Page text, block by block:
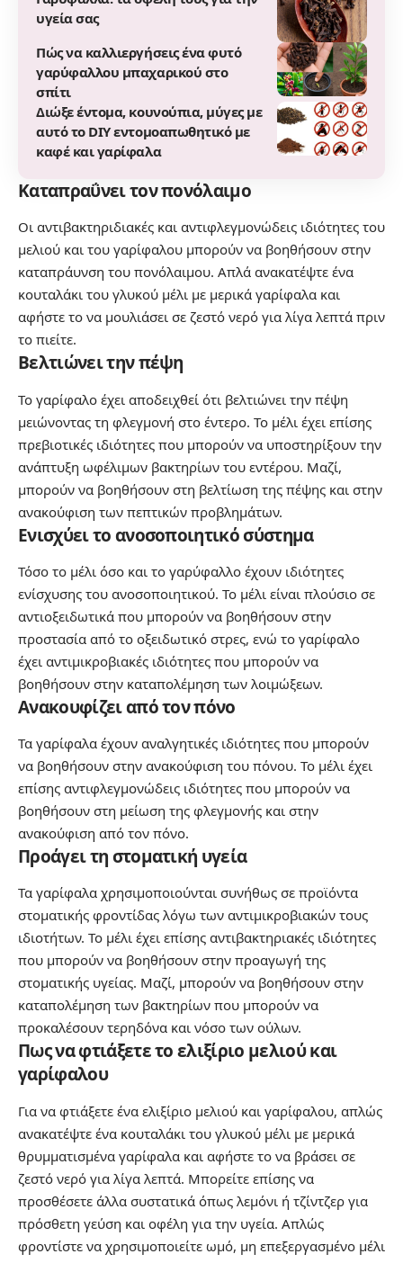
υγεία σας
Πώς να καλλιεργήσεις ένα φυτό
γαρύφαλλου μπαχαρικού στο
σπίτι
Διώξε έντομα, κουνούπια, μύγες με
αυτό το DIY εντομοαπωθητικό με
καφέ και γαρίφαλα
Καταπραΰνει τον πονόλαιμο
Οι αντιβακτηριδιακές και αντιφλεγμονώδεις ιδιότητες του
μελιού και του γαρίφαλου μπορούν να βοηθήσουν στην
καταπράυνση του πονόλαιμου. Απλά ανακατέψτε ένα
κουταλάκι του γλυκού μέλι με μερικά γαρίφαλα και
αφήστε το να μουλιάσει σε ζεστό νερό για λίγα λεπτά πριν
το πιείτε.
Βελτιώνει την πέψη
Το γαρίφαλο έχει αποδειχθεί ότι βελτιώνει την πέψη
μειώνοντας τη φλεγμονή στο έντερο. Το μέλι έχει επίσης
πρεβιοτικές ιδιότητες που μπορούν να υποστηρίξουν την
ανάπτυξη ωφέλιμων βακτηρίων του εντέρου. Μαζί,
μπορούν να βοηθήσουν στη βελτίωση της πέψης και στην
ανακούφιση των πεπτικών προβλημάτων.
Ενισχύει το ανοσοποιητικό σύστημα
Τόσο το μέλι όσο και το γαρύφαλλο έχουν ιδιότητες
ενίσχυσης του ανοσοποιητικού. Το μέλι είναι πλούσιο σε
αντιοξειδωτικά που μπορούν να βοηθήσουν στην
προστασία από το οξειδωτικό στρες, ενώ το γαρίφαλο
έχει αντιμικροβιακές ιδιότητες που μπορούν να
βοηθήσουν στην καταπολέμηση των λοιμώξεων.
Ανακουφίζει από τον πόνο
Τα γαρίφαλα έχουν αναλγητικές ιδιότητες που μπορούν
να βοηθήσουν στην ανακούφιση του πόνου. Το μέλι έχει
επίσης αντιφλεγμονώδεις ιδιότητες που μπορούν να
βοηθήσουν στη μείωση της φλεγμονής και στην
ανακούφιση από τον πόνο.
Προάγει τη στοματική υγεία
Τα γαρίφαλα χρησιμοποιούνται συνήθως σε προϊόντα
στοματικής φροντίδας λόγω των αντιμικροβιακών τους
ιδιοτήτων. Το μέλι έχει επίσης αντιβακτηριακές ιδιότητες
που μπορούν να βοηθήσουν στην προαγωγή της
στοματικής υγείας. Μαζί, μπορούν να βοηθήσουν στην
καταπολέμηση των βακτηρίων που μπορούν να
προκαλέσουν τερηδόνα και νόσο των ούλων.
Πως να φτιάξετε το ελιξίριο μελιού και
γαρίφαλου
Για να φτιάξετε ένα ελιξίριο μελιού και γαρίφαλου, απλώς
ανακατέψτε ένα κουταλάκι του γλυκού μέλι με μερικά
θρυμματισμένα γαρίφαλα και αφήστε το να βράσει σε
ζεστό νερό για λίγα λεπτά. Μπορείτε επίσης να
προσθέσετε άλλα συστατικά όπως λεμόνι ή τζίντζερ για
πρόσθετη γεύση και οφέλη για την υγεία. Απλώς
φροντίστε να χρησιμοποιείτε ωμό, μη επεξεργασμένο μέλι